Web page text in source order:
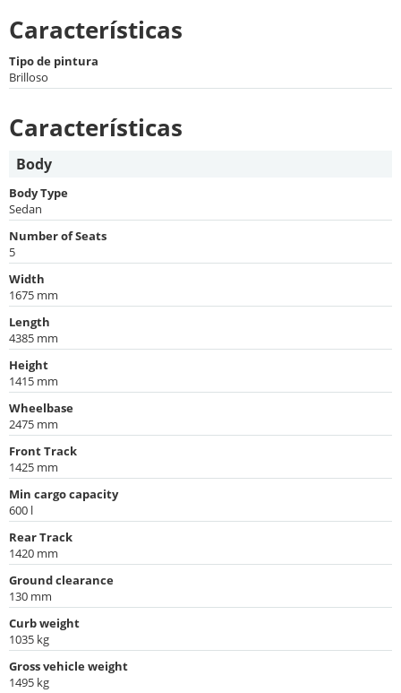
Características
Tipo de pintura
Brilloso
Características
Body
Body Type
Sedan
Number of Seats
5
Width
1675 mm
Length
4385 mm
Height
1415 mm
Wheelbase
2475 mm
Front Track
1425 mm
Min cargo capacity
600 l
Rear Track
1420 mm
Ground clearance
130 mm
Curb weight
1035 kg
Gross vehicle weight
1495 kg